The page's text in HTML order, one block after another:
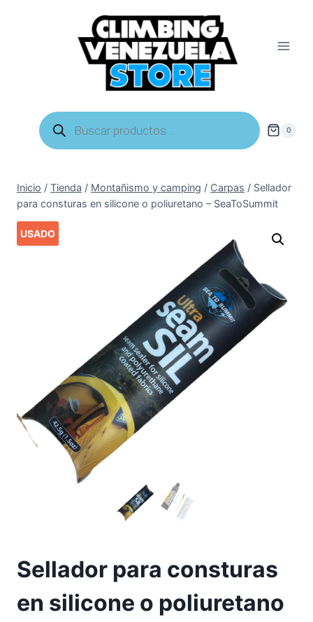
Búsqueda
de
productos
0
Inicio / Tienda / Montañismo y camping / Carpas / Sellador
para consturas en silicone o poliuretano – SeaToSummit
USADO
Sellador para consturas
en silicone o poliuretano